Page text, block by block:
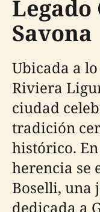
Legado
Savona
Ubicada a
Riviera
ciudad
tradición
histórico.
herencia se
Boselli, una
dedicada a